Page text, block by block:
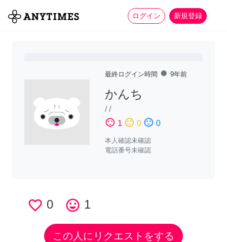
ログイン 新規登録
全て 家事 more_horiz
最終ログイン時間 fiber_manual_record 9年前
かんち
//
sentiment_satisfied 1 sentiment_neutral 0 sentiment_dissatisfied 0
本人確認未確認
電話番号未確認
favorite_border 0 tag_faces 1
この人にリクエストをする